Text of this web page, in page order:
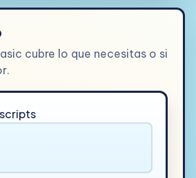
cubre lo que necesitas o si